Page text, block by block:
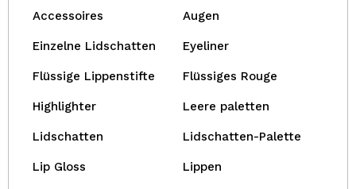
Accessoires Augen
Einzelne Lidschatten Eyeliner
Flüssige Lippenstifte Flüssiges Rouge
Highlighter Leere paletten
Lidschatten Lidschatten-Palette
Lip Gloss Lippen